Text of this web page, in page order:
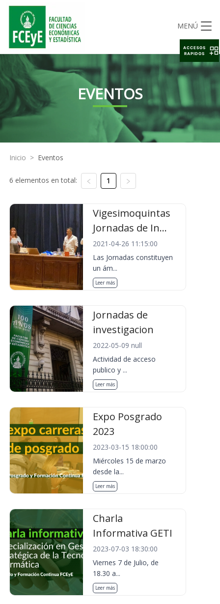
MENÚ
EVENTOS
Inicio > Eventos
6 elementos en total: 1
Vigesimoquintas
Jornadas de In...
2021-04-26 11:15:00
Las Jornadas constituyen
un ám...
Leer más
Jornadas de
investigacion
2022-05-09 null
Actividad de acceso
publico y ...
Leer más
Expo Posgrado
2023
2023-03-15 18:00:00
Miércoles 15 de marzo
desde la...
Leer más
Charla
Informativa GETI
2023-07-03 18:30:00
Viernes 7 de Julio, de
18.30 a...
Leer más
ACCESOS
RAPIDOS